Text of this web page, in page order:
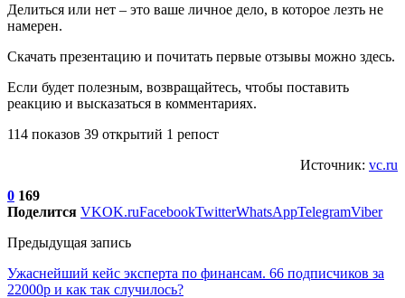
Делиться или нет – это ваше личное дело, в которое лезть не
намерен.
Скачать презентацию и почитать первые отзывы можно здесь.
Если будет полезным, возвращайтесь, чтобы поставить
реакцию и высказаться в комментариях.
114 показов 39 открытий 1 репост
Источник: vc.ru
0 169
Поделится VKOK.ruFacebookTwitterWhatsAppTelegramViber
Предыдущая запись
Ужаснейший кейс эксперта по финансам. 66 подписчиков за
22000р и как так случилось?